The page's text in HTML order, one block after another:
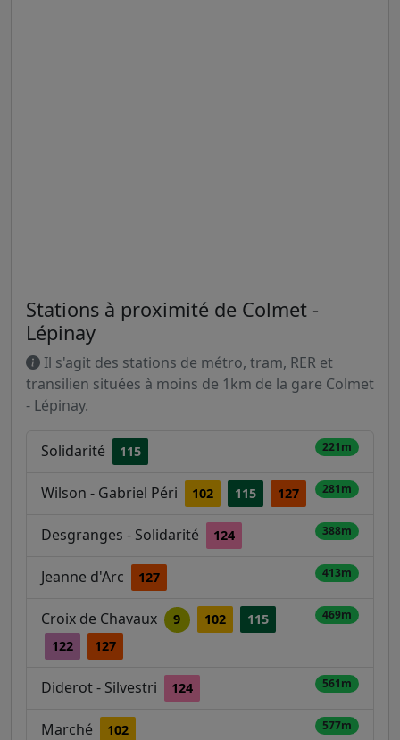
Stations à proximité de Colmet -
Lépinay
Il s'agit des stations de métro, tram, RER et
transilien situées à moins de 1km de la gare Colmet
- Lépinay.
Solidarité 115 221m
Wilson - Gabriel Péri 102 115 127 281m
Desgranges - Solidarité 124 388m
Jeanne d'Arc 127 413m
Croix de Chavaux 9 102
115
122
127
469m
Diderot - Silvestri 124 561m
Marché 102 577m